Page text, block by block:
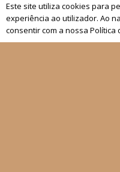
Este site utiliza cookies para
experiência ao utilizador. Ao
consentir com a nossa Política